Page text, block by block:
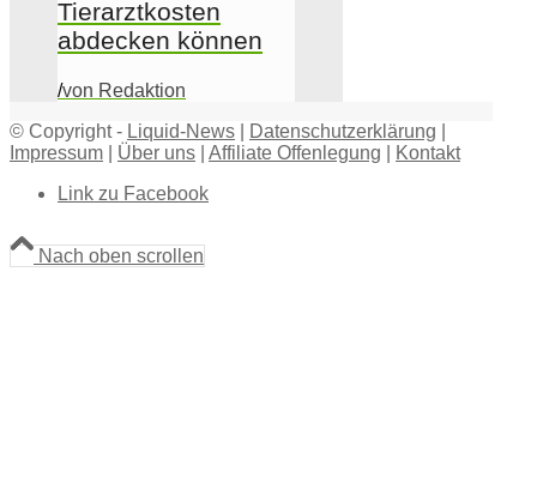
Tierarztkosten
abdecken können
/von Redaktion
© Copyright - Liquid-News Datenschutzerklärung
Impressum
Über uns Affiliate Offenlegung
Kontakt
Link zu Facebook
Nach oben scrollen